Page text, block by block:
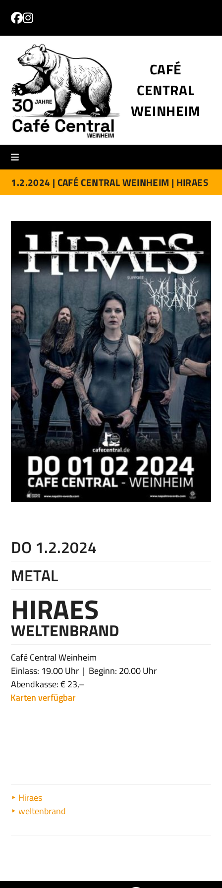
content
Facebook
Instagram
CAFÉ
CENTRAL
WEINHEIM
1.2.2024 | CAFÉ CENTRAL WEINHEIM | HIRAES
DO 1.2.2024
METAL
HIRAES
WELTENBRAND
Café Central Weinheim
Einlass: 19.00 Uhr
Beginn: 20.00 Uhr
Abendkasse: € 23,–
Karten verfügbar
Hiraes
weltenbrand